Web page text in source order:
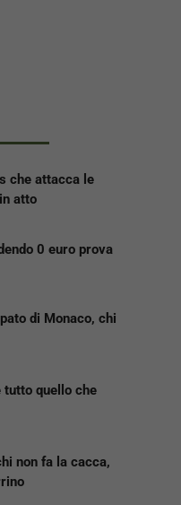
che attacca le
atto
0 euro prova
di Monaco, chi
tutto quello che
non fa la cacca,